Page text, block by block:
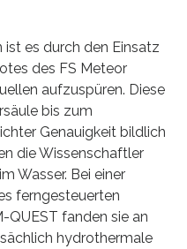
es durch den Einsatz
des FS Meteor
aufzuspüren. Diese
bis zum
Genauigkeit bildlich
die Wissenschaftler
Wasser. Bei einer
ferngesteuerten
QUEST fanden sie an
hydrothermale